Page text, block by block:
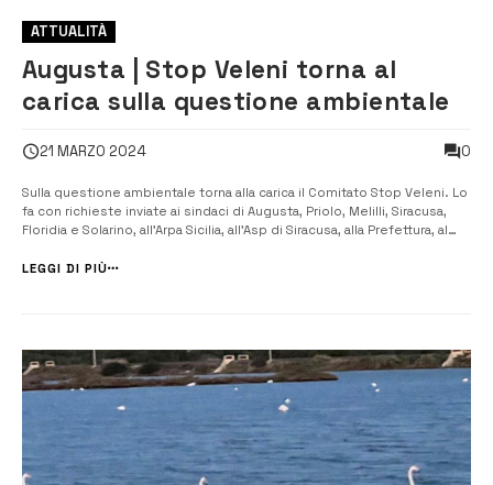
ATTUALITÀ
Augusta | Stop Veleni torna al
carica sulla questione ambientale
21 MARZO 2024 0
Sulla questione ambientale torna alla carica il Comitato Stop Veleni. Lo
fa con richieste inviate ai sindaci di Augusta, Priolo, Melilli, Siracusa,
Floridia e Solarino, all’Arpa Sicilia, all’Asp di Siracusa, alla Prefettura, al
vescovo di Siracusa, al Cipa, al gover...
LEGGI DI PIÙ